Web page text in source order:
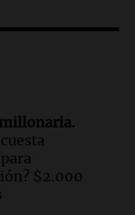
en
de carne y
en
$2.000